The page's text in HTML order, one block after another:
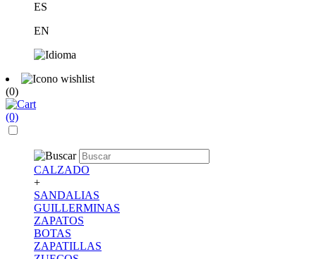
ES
EN
(0)
(0)
CALZADO
+
SANDALIAS
GUILLERMINAS
ZAPATOS
BOTAS
ZAPATILLAS